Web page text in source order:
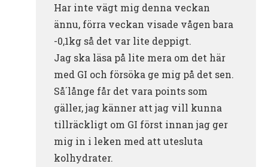
Har inte vägt mig denna veckan
ännu, förra veckan visade vågen bara
-0,1kg så det var lite deppigt.
Jag ska läsa på lite mera om det här
med GI och försöka ge mig på det sen.
Så´långe får det vara points som
gäller, jag känner att jag vill kunna
tillräckligt om GI först innan jag ger
mig in i leken med att utesluta
kolhydrater.